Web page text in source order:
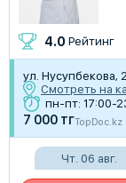
4.0 Рейтинг
ул. Нусупбекова,
Смотреть на
пн-пт: 17:00-
7 000 тгTopDoc.kz
Чт. 06 авг.